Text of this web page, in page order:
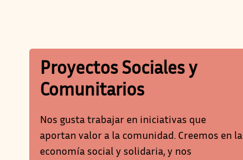
Proyectos Sociales y
Comunitarios
Nos gusta trabajar en iniciativas que
aportan valor a la comunidad. Creemos en la
economía social y solidaria, y nos